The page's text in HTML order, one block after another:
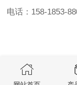
电话：158-1853-
COPYRIGHT ©
